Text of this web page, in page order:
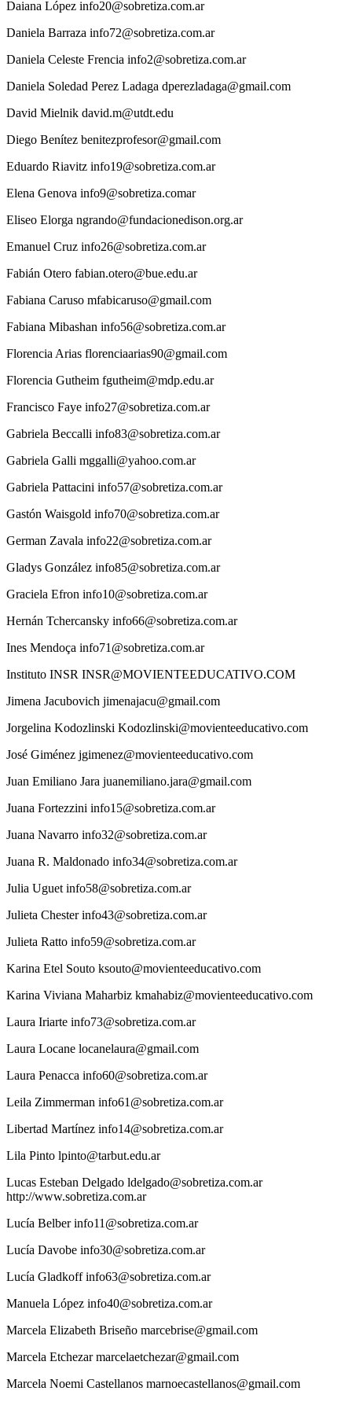
Daiana López info20@sobretiza.com.ar
Daniela Barraza info72@sobretiza.com.ar
Daniela Celeste Frencia info2@sobretiza.com.ar
Daniela Soledad Perez Ladaga dperezladaga@gmail.com
David Mielnik david.m@utdt.edu
Diego Benítez benitezprofesor@gmail.com
Eduardo Riavitz info19@sobretiza.com.ar
Elena Genova info9@sobretiza.comar
Eliseo Elorga ngrando@fundacionedison.org.ar
Emanuel Cruz info26@sobretiza.com.ar
Fabián Otero fabian.otero@bue.edu.ar
Fabiana Caruso mfabicaruso@gmail.com
Fabiana Mibashan info56@sobretiza.com.ar
Florencia Arias florenciaarias90@gmail.com
Florencia Gutheim fgutheim@mdp.edu.ar
Francisco Faye info27@sobretiza.com.ar
Gabriela Beccalli info83@sobretiza.com.ar
Gabriela Galli mggalli@yahoo.com.ar
Gabriela Pattacini info57@sobretiza.com.ar
Gastón Waisgold info70@sobretiza.com.ar
German Zavala info22@sobretiza.com.ar
Gladys González info85@sobretiza.com.ar
Graciela Efron info10@sobretiza.com.ar
Hernán Tchercansky info66@sobretiza.com.ar
Ines Mendoça info71@sobretiza.com.ar
Instituto INSR INSR@MOVIENTEEDUCATIVO.COM
Jimena Jacubovich jimenajacu@gmail.com
Jorgelina Kodozlinski Kodozlinski@movienteeducativo.com
José Giménez jgimenez@movienteeducativo.com
Juan Emiliano Jara juanemiliano.jara@gmail.com
Juana Fortezzini info15@sobretiza.com.ar
Juana Navarro info32@sobretiza.com.ar
Juana R. Maldonado info34@sobretiza.com.ar
Julia Uguet info58@sobretiza.com.ar
Julieta Chesterinfo43@sobretiza.com.ar
Julieta Ratto info59@sobretiza.com.ar
Karina Etel Souto ksouto@movienteeducativo.com
Karina Viviana Maharbiz kmahabiz@movienteeducativo.com
Laura Iriarte info73@sobretiza.com.ar
Laura Locane locanelaura@gmail.com
Laura Penacca info60@sobretiza.com.ar
Leila Zimmerman info61@sobretiza.com.ar
Libertad Martínez info14@sobretiza.com.ar
Lila Pinto lpinto@tarbut.edu.ar
Lucas Esteban Delgado ldelgado@sobretiza.com.ar
http://www.sobretiza.com.ar
Lucía Belberinfo11@sobretiza.com.ar
Lucía Davobe info30@sobretiza.com.ar
Lucía Gladkoffinfo63@sobretiza.com.ar
Manuela López info40@sobretiza.com.ar
Marcela Elizabeth Briseño marcebrise@gmail.com
Marcela Etchezarmarcelaetchezar@gmail.com
Marcela Noemi Castellanos marnoecastellanos@gmail.com